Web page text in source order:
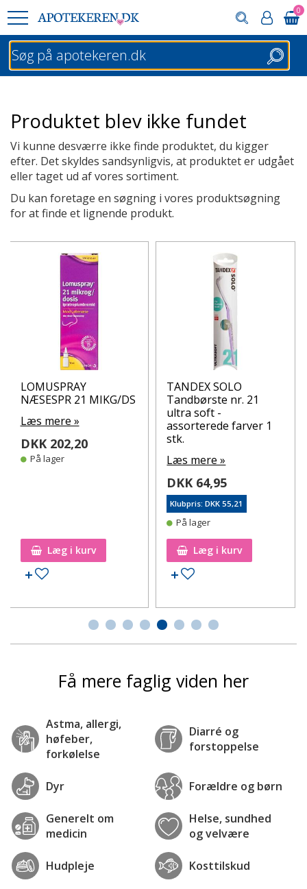
0
Søg
Produktet blev ikke fundet
Vi kunne desværre ikke finde produktet, du kigger
efter. Det skyldes sandsynligvis, at produktet er udgået
eller taget ud af vores sortiment.
Du kan foretage en søgning i vores produktsøgning
for at finde et lignende produkt.
LOMUSPRAY
NÆSESPR 21 MIKG/DS
Læs mere »
DKK 202,20
På lager
Læg i kurv
Tilføj til ønskeseddel
TANDEX SOLO
Tandbørste nr. 21
ultra soft -
assorterede farver 1
stk.
Læs mere »
DKK 64,95
Klubpris: DKK 55,21
På lager
Læg i kurv
Tilføj til ønskeseddel
Få mere faglig viden her
Astma, allergi,
høfeber,
forkølelse
Diarré og
forstoppelse
Dyr Forældre og børn
Generelt om
medicin
Helse, sundhed
og velvære
Hudpleje Kosttilskud